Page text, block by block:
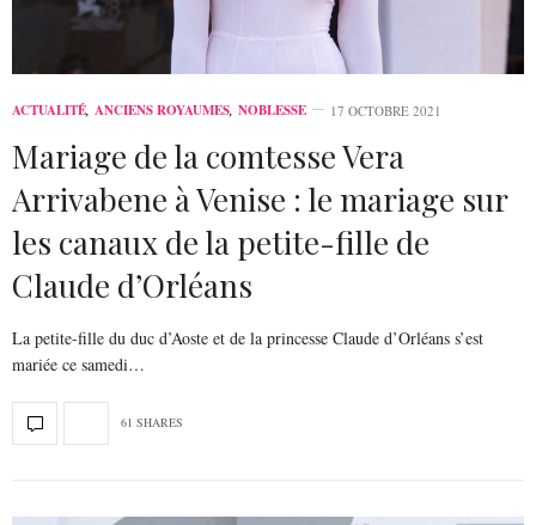
ACTUALITÉ, ANCIENS ROYAUMES, NOBLESSE 17 OCTOBRE 2021
Mariage de la comtesse Vera
Arrivabene à Venise : le mariage sur
les canaux de la petite-fille de
Claude d’Orléans
La petite-fille du duc d’Aoste et de la princesse Claude d’Orléans s’est
mariée ce samedi…
61 SHARES